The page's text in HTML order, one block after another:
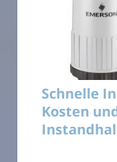
Schnelle
Kosten